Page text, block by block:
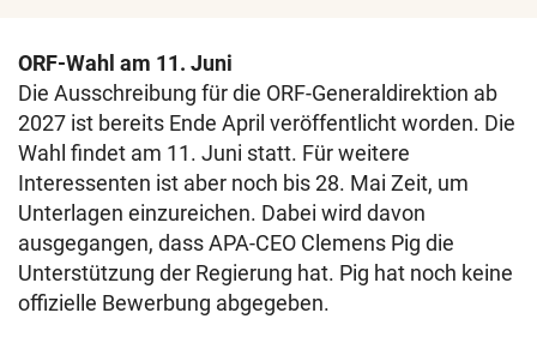
ORF-Wahl am 11. Juni
Die Ausschreibung für die ORF-Generaldirektion ab
2027 ist bereits Ende April veröffentlicht worden. Die
Wahl findet am 11. Juni statt. Für weitere
Interessenten ist aber noch bis 28. Mai Zeit, um
Unterlagen einzureichen. Dabei wird davon
ausgegangen, dass APA-CEO Clemens Pig die
Unterstützung der Regierung hat. Pig hat noch keine
offizielle Bewerbung abgegeben.